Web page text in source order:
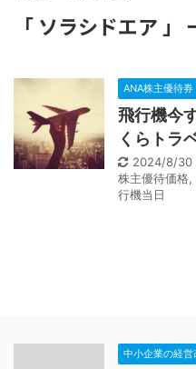
「 ソラシドエア 」
ANA株主優待券
飛行機今
くらトラ
2024/8/30
株主優待価格,
行機当日
中小企業の経営